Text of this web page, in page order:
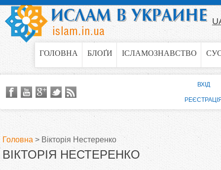
Jump to navigation
ГОЛОВНА БЛОҐИ ІСЛАМОЗНАВСТВО
В
Головна > Вікторія Нестеренко
ВІКТОРІЯ НЕСТЕРЕНКО
ВХІД